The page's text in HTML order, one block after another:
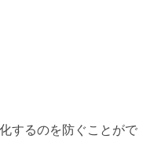
するのを防ぐことがで